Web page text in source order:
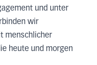
und unter
wir
menschlicher
heute und morgen